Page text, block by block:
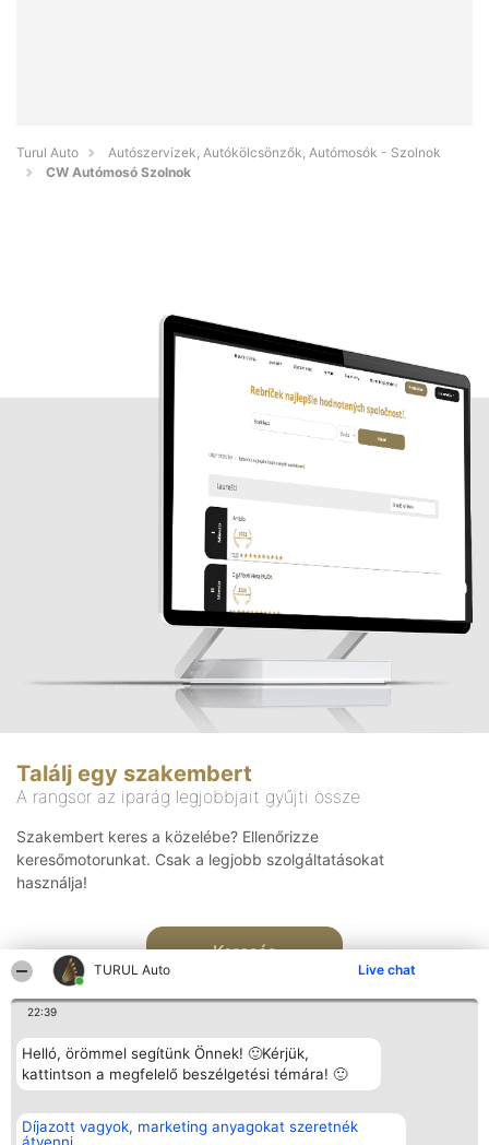
TURUL Auto Live chat
22:39
Helló, örömmel segítünk Önnek! 🙂Kérjük,
kattintson a megfelelő beszélgetési témára! 🙂
Díjazott vagyok, marketing anyagokat szeretnék
Turul Auto
Autószervizek, Autókölcsönzők, Autómosók - Szolnok
CW Autómosó Szolnok
Találj egy szakembert
A rangsor az iparág legjobbjait gyűjti össze
Szakembert keres a közelébe? Ellenőrizze
keresőmotorunkat. Csak a legjobb szolgáltatásokat
használja!
Keresés
Rangsorszervező
SC Beautiful Company S.R.L.
Népszavazás
Nyertesek
Elérhetőség
Elérhetőség